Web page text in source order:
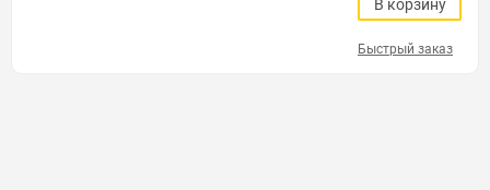
В корзину
Быстрый заказ